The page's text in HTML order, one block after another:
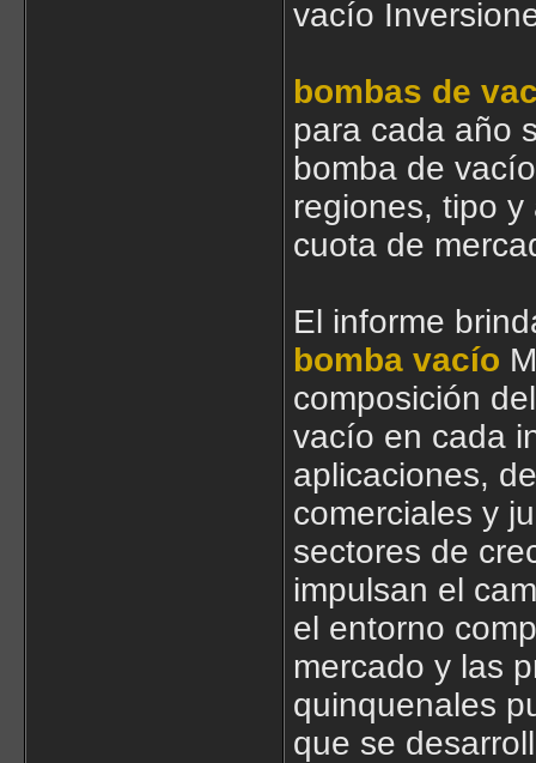
vacío
bombas de
para cada año
bomba de
regiones, tipo y
cuota de
El informe
bomba vacío
composición
vacío en cada
aplicaciones,
comerciales y
sectores de
impulsan el
el entorno
mercado y las
quinquenales
que se